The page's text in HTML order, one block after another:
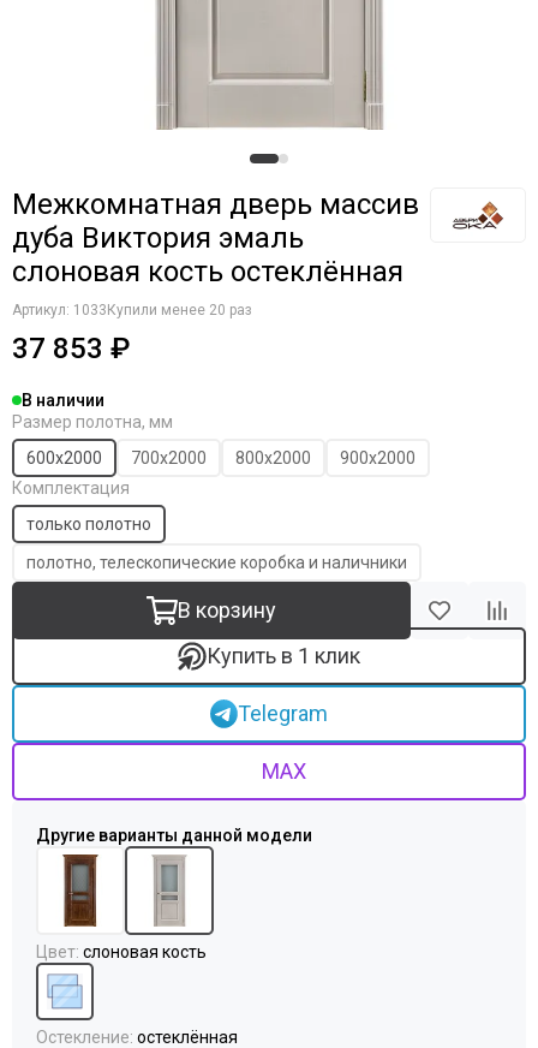
Межкомнатная дверь массив
дуба Виктория эмаль
слоновая кость остеклённая
Артикул: 1033 Купили менее 20 раз
37 853 ₽
В наличии
Размер полотна, мм
600х2000
700х2000 800х2000
900х2000
Комплектация
только полотно
полотно, телескопические коробка и наличники
В корзину
Купить в 1 клик
Telegram
MAX
Цвет: слоновая кость
Остекление: остеклённая